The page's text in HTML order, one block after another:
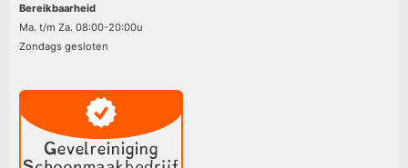
Bereikbaarheid
Ma. t/m Za. 08:00-20:00u
Zondags gesloten